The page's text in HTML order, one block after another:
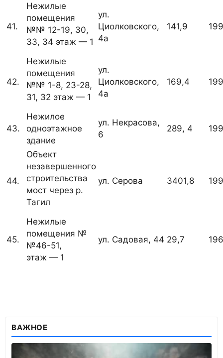
41.
Нежилые
помещения
№№ 12-19, 30,
33, 34 этаж — 1
ул.
Циолковского,
4а
141,9
42.
Нежилые
помещения
№№ 1-8, 23-28,
31, 32 этаж — 1
ул.
Циолковского,
4а
169,4
43.
Нежилое
одноэтажное
здание
ул. Некрасова,
6
289, 4
44.
Объект
незавершенного
строительства
мост через р.
Тагил
ул. Серова 3401,8
45.
Нежилые
помещения №
№46-51,
этаж — 1
ул. Садовая, 44 29,7
ВАЖНОЕ